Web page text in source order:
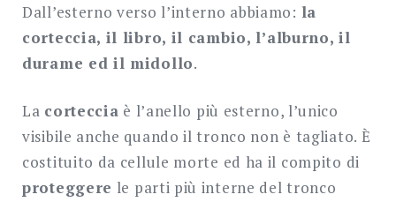
Dall’esterno verso l’interno abbiamo: la
corteccia, il libro, il cambio, l’alburno, il
durame ed il midollo.
La corteccia è l’anello più esterno, l’unico
visibile anche quando il tronco non è tagliato. È
costituito da cellule morte ed ha il compito di
proteggere le parti più interne del tronco